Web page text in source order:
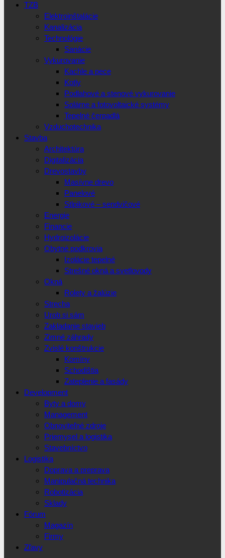
TZB
Elektroinštalácie
Kanalizácia
Technológie
Sanácie
Vykurovanie
Kachle a pece
Kotly
Podlahové a stenové vykurovanie
Solárne a fotovoltaické systémy
Tepelné čerpadlá
Vzduchotechnika
Stavba
Architektúra
Digitalizácia
Drevostavby
Masívne drevo
Panelové
Stlpikové – sendvičové
Energie
Financie
Hydroizolácie
Obytné podkrovia
Izolácie tepelné
Strešné okná a svetlovody
Okná
Rolety a žalúzie
Strecha
Urob si sám
Zakladanie stavieb
Zimné záhrady
Zvislé konštrukcie
Komíny
Schodištia
Zateplenie a fasády
Development
Byty a domy
Management
Obnoviteľné zdroje
Priemysel a logistika
Stavebníctvo
Logistika
Doprava a preprava
Manipulačná technika
Robotizácia
Sklady
Fórum
Magazín
Firmy
Zľavy